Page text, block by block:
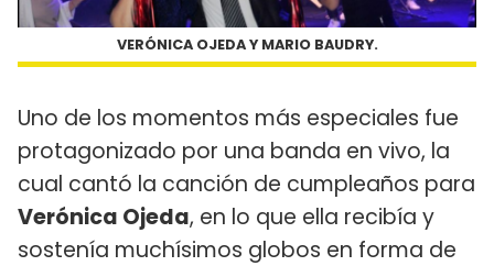
VERÓNICA OJEDA Y MARIO BAUDRY.
Uno de los momentos más especiales fue
protagonizado por una banda en vivo, la
cual cantó la canción de cumpleaños para
Verónica Ojeda, en lo que ella recibía y
sostenía muchísimos globos en forma de